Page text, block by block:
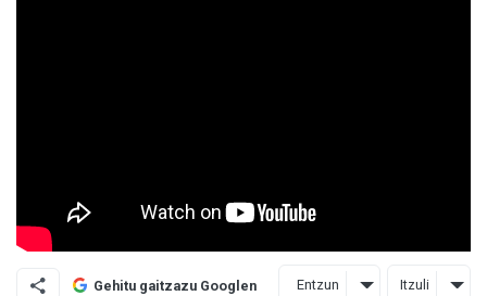
Gehitu gaitzazu Googlen Entzun Itzuli